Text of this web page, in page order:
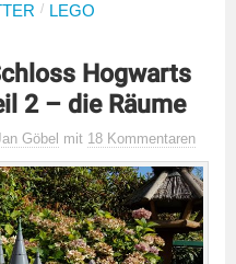
/ LEGO
Hogwarts
2 – die Räume
Göbel mit 18 Kommentaren